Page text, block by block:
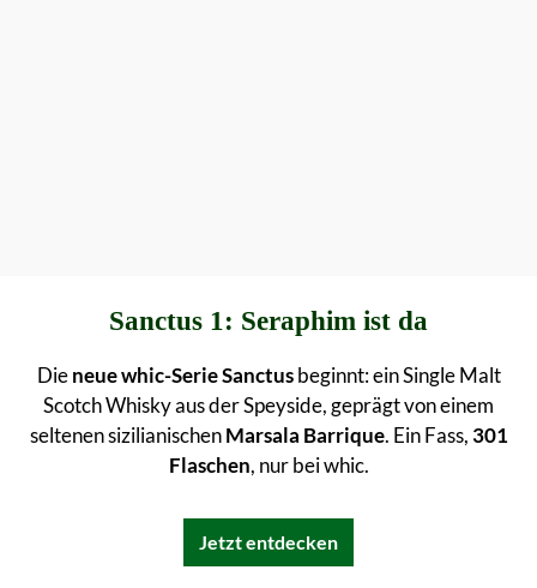
Sanctus 1: Seraphim ist da
Dieneue whic-Serie Sanctusbeginnt: ein Single Malt
Scotch Whisky aus der Speyside, geprägt von einem
seltenen sizilianischenMarsala Barrique. Ein Fass, 301
Flaschen, nur bei whic.
Jetzt entdecken